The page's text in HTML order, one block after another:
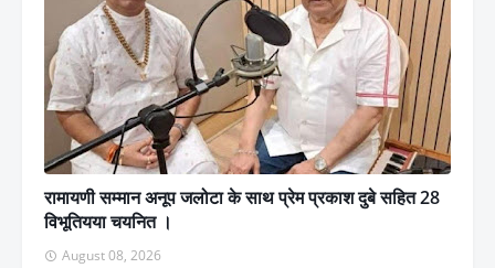
रामायणी सम्मान अनूप जलोटा के साथ प्रेम प्रकाश दुबे सहित 28
विभूतियया चयनित ।
August 08, 2026